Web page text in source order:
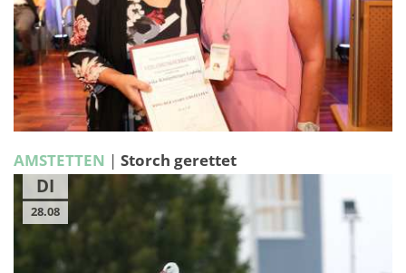
AMSTETTEN | Storch gerettet
DI
28.08